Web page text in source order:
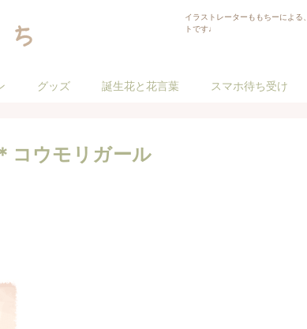
イラストレーターももちーによ
トです♩
グッズ 誕生花と花言葉 スマホ待ち受け
コウモリガール